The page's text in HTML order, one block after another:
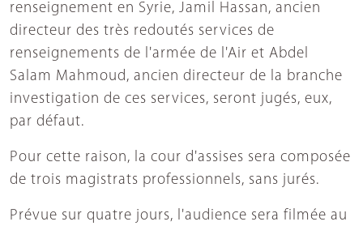
renseignement en Syrie, Jamil Hassan, ancien
directeur des très redoutés services de
renseignements de l'armée de l'Air et Abdel
Salam Mahmoud, ancien directeur de la branche
investigation de ces services, seront jugés, eux,
par défaut.
Pour cette raison, la cour d'assises sera composée
de trois magistrats professionnels, sans jurés.
Prévue sur quatre jours, l'audience sera filmée au